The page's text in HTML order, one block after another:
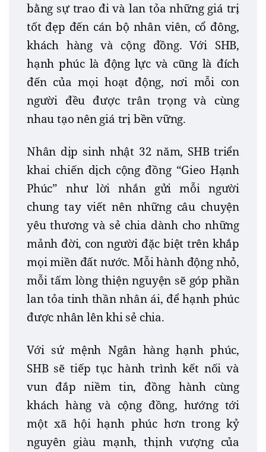
bằng sự trao đi và lan tỏa những giá trị
tốt đẹp đến cán bộ nhân viên, cổ đông,
khách hàng và cộng đồng. Với SHB,
hạnh phúc là động lực và cũng là đích
đến của mọi hoạt động, nơi mỗi con
người đều được trân trọng và cùng
nhau tạo nên giá trị bền vững.
Nhân dịp sinh nhật 32 năm, SHB triển
khai chiến dịch cộng đồng “Gieo Hạnh
Phúc” như lời nhắn gửi mỗi người
chung tay viết nên những câu chuyện
yêu thương và sẻ chia dành cho những
mảnh đời, con người đặc biệt trên khắp
mọi miền đất nước. Mỗi hành động nhỏ,
mỗi tấm lòng thiện nguyện sẽ góp phần
lan tỏa tinh thần nhân ái, để hạnh phúc
được nhân lên khi sẻ chia.
Với sứ mệnh Ngân hàng hạnh phúc,
SHB sẽ tiếp tục hành trình kết nối và
vun đắp niềm tin, đồng hành cùng
khách hàng và cộng đồng, hướng tới
một xã hội hạnh phúc hơn trong kỷ
nguyên giàu mạnh, thịnh vượng của